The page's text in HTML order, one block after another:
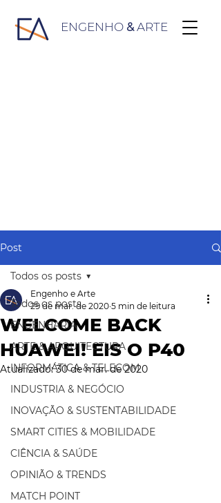
ENGENHO &ARTE
Post
Todos os posts
ENGENHARIA
ARTE & ARQUITECTURA
INFORMÁTICA & TELECOM
INDUSTRIA & NEGÓCIO
INOVAÇÃO & SUSTENTABILIDADE
SMART CITIES & MOBILIDADE
CIÊNCIA & SAÚDE
OPINIÃO & TRENDS
MATCH POINT
Todos os posts
WELCOME BACK
HUAWEI! EIS O P40
Engenho e Arte
29 de mar. de 2020 5 min de leitura
Atualizado:30 de mar. de 2020